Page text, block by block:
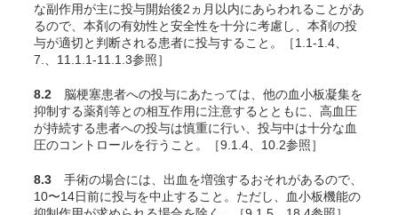
な副作用が主に投与開始後2ヵ月以内にあらわれることがあ
るので、本剤の有効性と安全性を十分に考慮し、本剤の投
与が適切と判断される患者に投与すること。［1.1-1.4、
7.、11.1.1-11.1.3参照］
8.2 脳梗塞患者への投与にあたっては、他の血小板凝集を
抑制する薬剤等との相互作用に注意するとともに、高血圧
が持続する患者への投与は慎重に行い、投与中は十分な血
圧のコントロールを行うこと。［9.1.4、10.2参照］
8.3 手術の場合には、出血を増強するおそれがあるので、
10〜14日前に投与を中止すること。ただし、血小板機能の